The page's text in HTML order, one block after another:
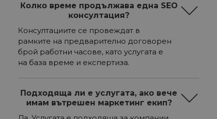
Колко време продължава една SEO
консултация?
Консултациите се провеждат в
рамките на предварително договорен
брой работни часове, като услугата е
на база време и експертиза.
Подходяща ли е услугата, ако вече
имам вътрешен маркетинг екип?